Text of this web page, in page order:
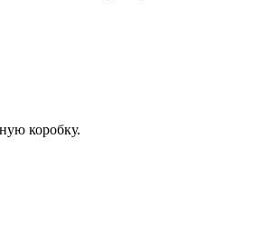
коробку.